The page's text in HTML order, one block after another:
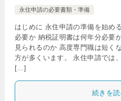
永住申請の必要書類・準備
はじめに 永住申請の準備を始め
必要か 納税証明書は何年分必要
見られるのか 高度専門職は短く
方が多くいます。 永住申請では
[…]
続きを